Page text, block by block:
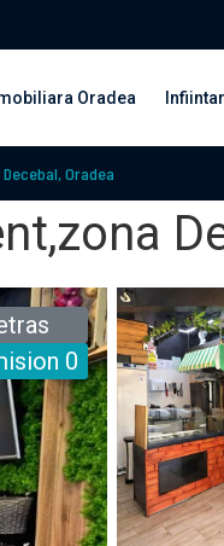
Oradea
Oradea
0